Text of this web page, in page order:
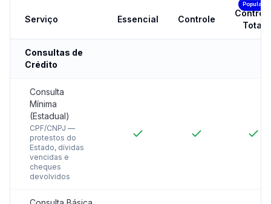
Serviço Essencial Controle
Total
Popular
Consultas de
Crédito
Consulta
Mínima
(Estadual)
CPF/CNPJ —
protestos do
Estado, dívidas
vencidas e
cheques
devolvidos